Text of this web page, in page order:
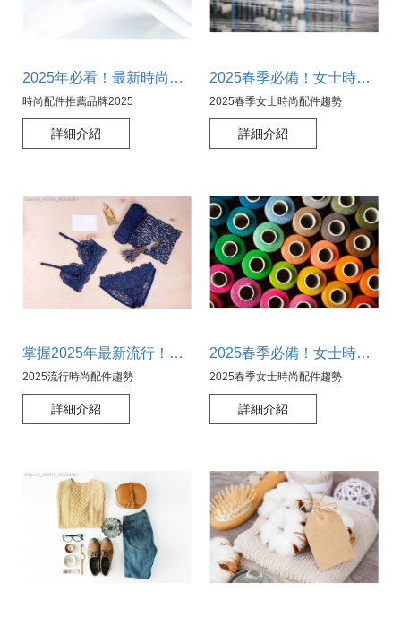
2025年必看！最新時尚配件品牌大公開，打造獨特風格！
時尚配件推薦品牌2025
詳細介紹
2025春季必備！女士時尚配件趨勢大解析，打造完美春日造型
2025春季女士時尚配件趨勢
詳細介紹
掌握2025年最新流行！十大必備時尚配件趨勢大公開
2025流行時尚配件趨勢
詳細介紹
2025春季必備！女士時尚配件趨勢大公開，讓你引領潮流！
2025春季女士時尚配件趨勢
詳細介紹